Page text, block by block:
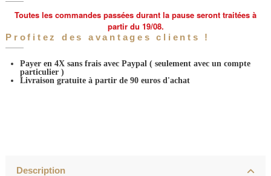
Toutes les commandes passées durant la pause seront traitées à
partir du 19/08.
Profitez des avantages clients !
Payer en 4X sans frais avec Paypal ( seulement avec un compte
particulier )
Livraison gratuite à partir de 90 euros d'achat
Description